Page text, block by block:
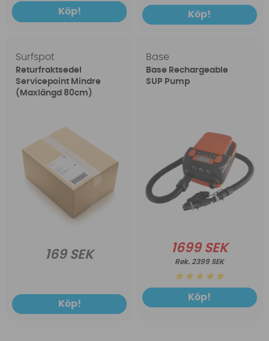
Köp! Köp!
Surfspot
Returfraktsedel
Servicepoint Mindre
(Maxlängd 80cm)
169 SEK
Köp!
Base
Base Rechargeable
SUP Pump
1699 SEK
2399 SEK
Köp!